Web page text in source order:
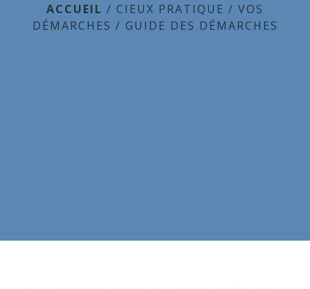
ACCUEIL / CIEUX PRATIQUE / VOS
DÉMARCHES / GUIDE DES DÉMARCHES